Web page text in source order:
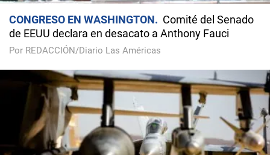
CONGRESO EN WASHINGTON
Comité del Senado
de EEUU declara en desacato a Anthony Fauci
Por REDACCIÓN/Diario Las Américas